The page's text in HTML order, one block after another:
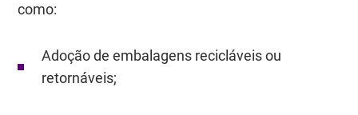
como:
Adoção de embalagens recicláveis ou
retornáveis;